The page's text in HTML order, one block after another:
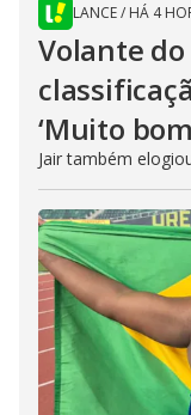
LANCE/ HÁ 4
Volante
‘Muito
Jair também